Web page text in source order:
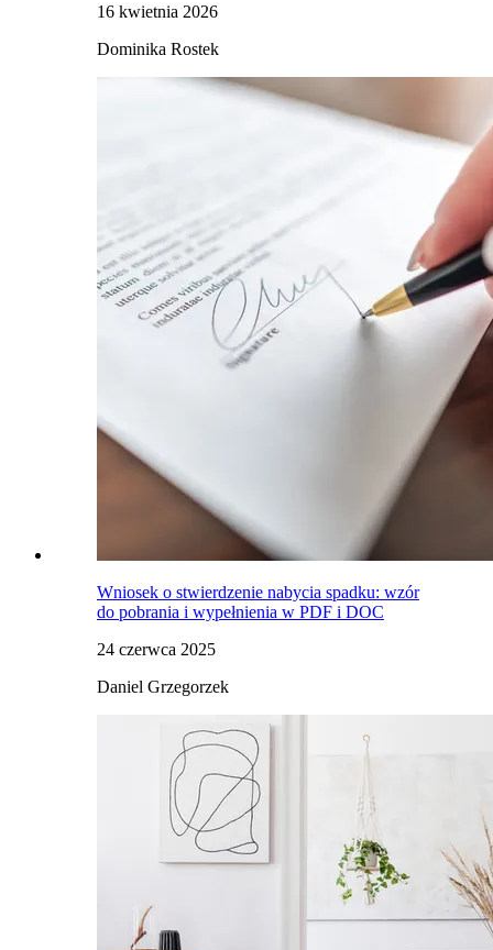
16 kwietnia 2026
Dominika Rostek
Wniosek o stwierdzenie nabycia spadku: wzór
do pobrania i wypełnienia w PDF i DOC
24 czerwca 2025
Daniel Grzegorzek